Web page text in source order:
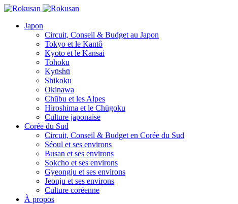
Japon
Circuit, Conseil & Budget au Japon
Tokyo et le Kantô
Kyoto et le Kansai
Tohoku
Kyūshū
Shikoku
Okinawa
Chūbu et les Alpes
Hiroshima et le Chūgoku
Culture japonaise
Corée du Sud
Circuit, Conseil & Budget en Corée du Sud
Séoul et ses environs
Busan et ses environs
Sokcho et ses environs
Gyeongju et ses environs
Jeonju et ses environs
Culture coréenne
À propos